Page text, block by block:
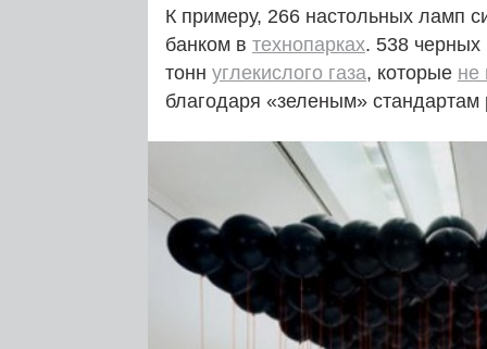
К примеру, 266 настольных ламп
банком в технопарках. 538
тонн углекислого газа, которые не
благодаря «зеленым» стандартам